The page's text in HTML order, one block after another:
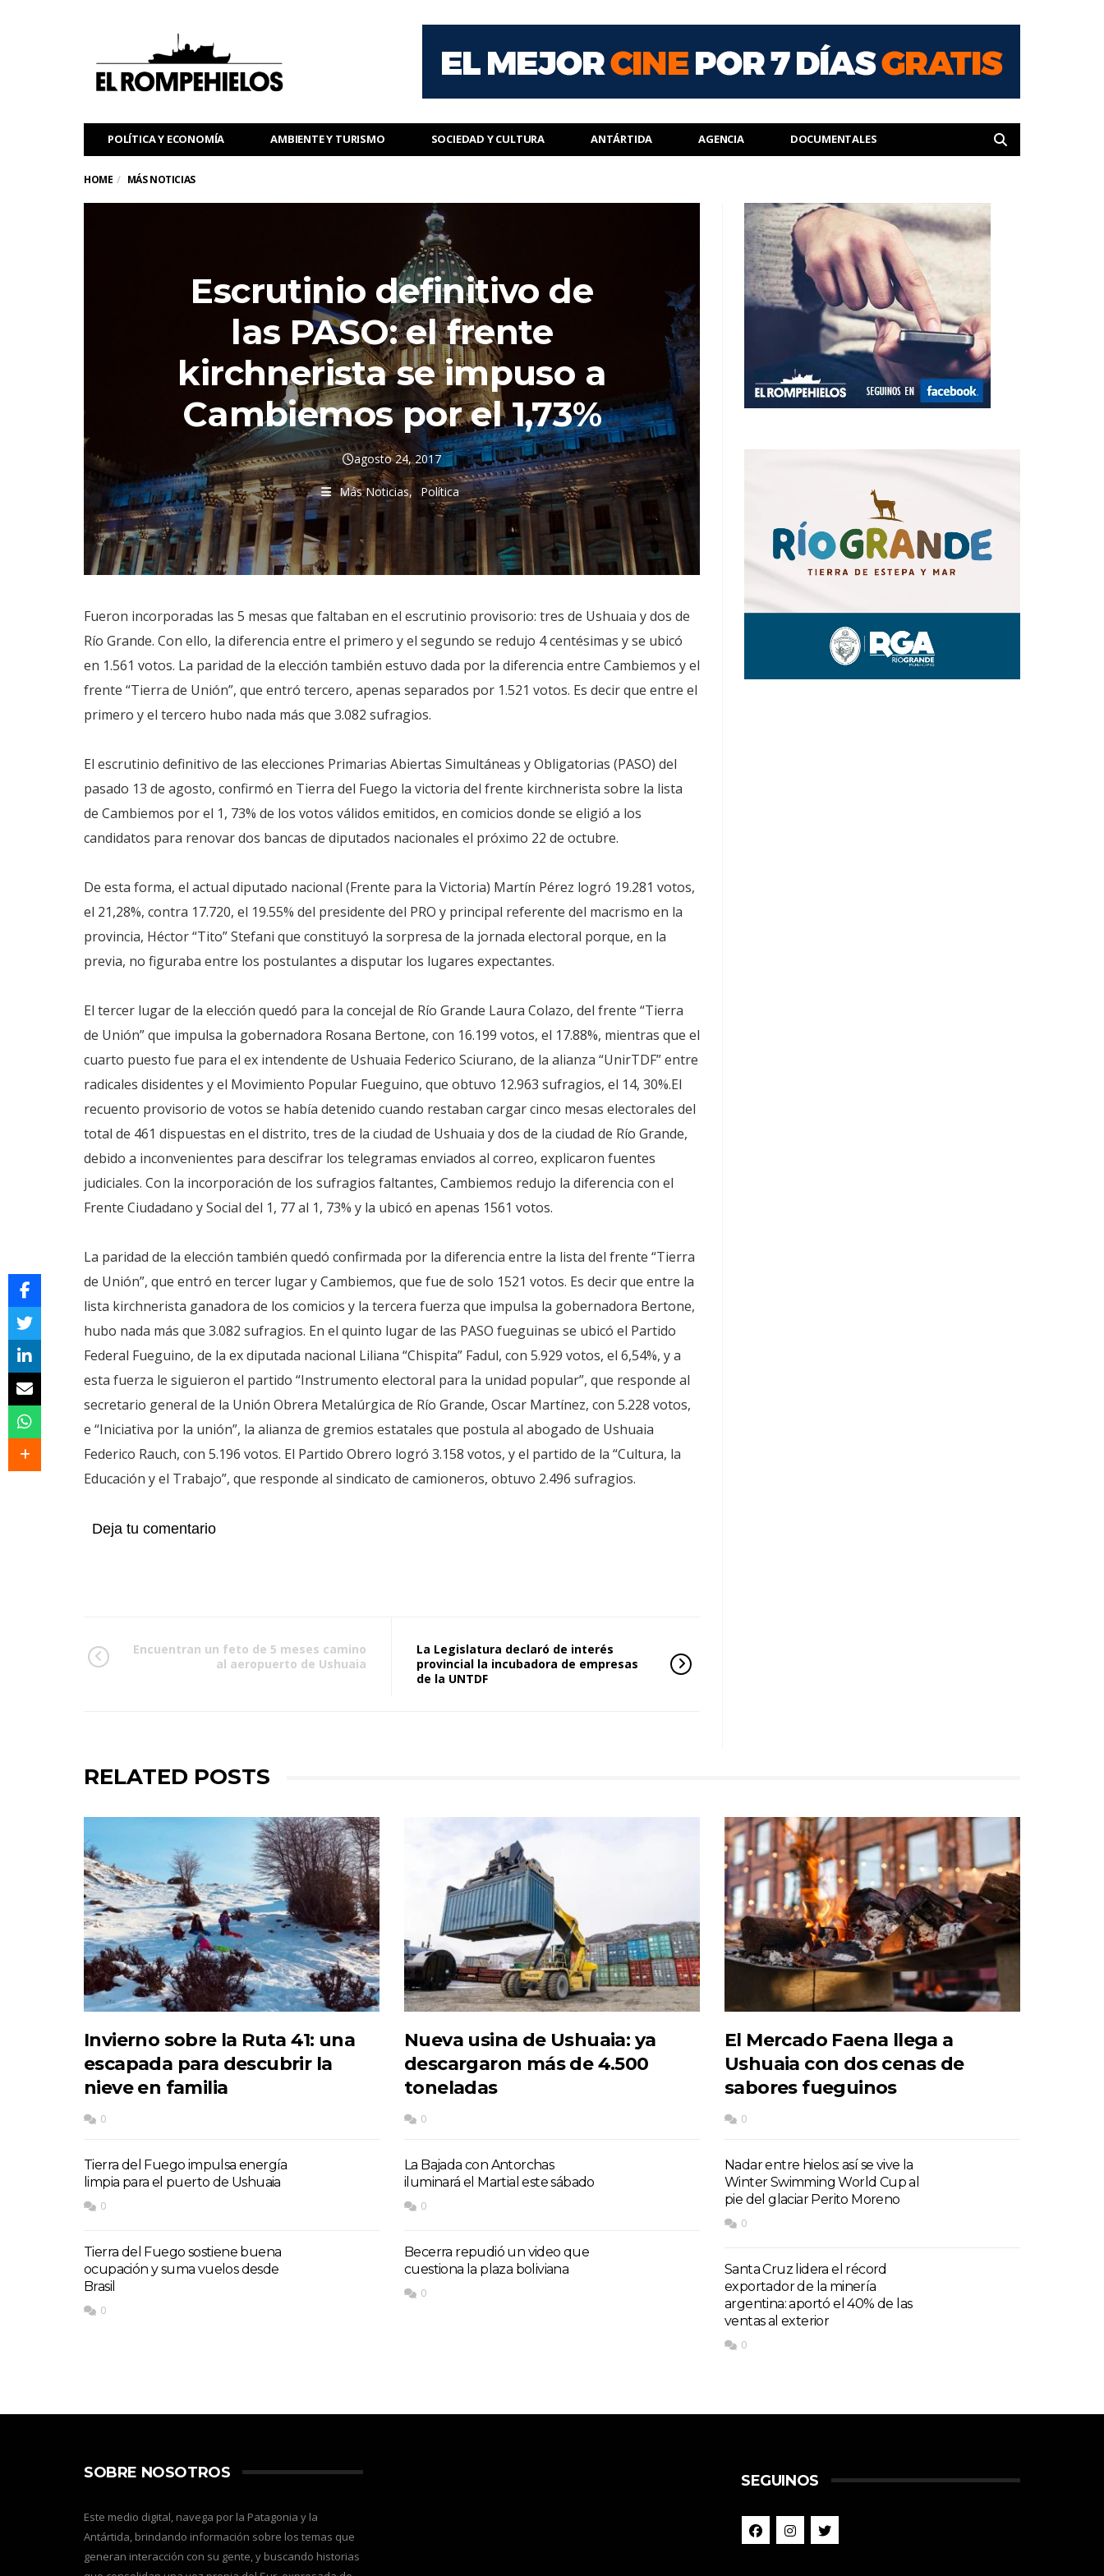
POLÍTICA Y ECONOMÍA AMBIENTE Y TURISMO SOCIEDAD Y CULTURA ANTÁRTIDA AGENCIA DOCUMENTALES
HOME MÁS NOTICIAS
Escrutinio definitivo de
las PASO: el frente
kirchnerista se impuso a
Cambiemos por el 1,73%
agosto 24, 2017
Más Noticias Política
Fueron incorporadas las 5 mesas que faltaban en el escrutinio provisorio: tres de Ushuaia y dos de
Río Grande. Con ello, la diferencia entre el primero y el segundo se redujo 4 centésimas y se ubicó
en 1.561 votos. La paridad de la elección también estuvo dada por la diferencia entre Cambiemos y el
frente “Tierra de Unión”, que entró tercero, apenas separados por 1.521 votos. Es decir que entre el
primero y el tercero hubo nada más que 3.082 sufragios.
El escrutinio definitivo de las elecciones Primarias Abiertas Simultáneas y Obligatorias (PASO) del
pasado 13 de agosto, confirmó en Tierra del Fuego la victoria del frente kirchnerista sobre la lista
de Cambiemos por el 1, 73% de los votos válidos emitidos, en comicios donde se eligió a los
candidatos para renovar dos bancas de diputados nacionales el próximo 22 de octubre.
De esta forma, el actual diputado nacional (Frente para la Victoria) Martín Pérez logró 19.281 votos,
el 21,28%, contra 17.720, el 19.55% del presidente del PRO y principal referente del macrismo en la
provincia, Héctor “Tito” Stefani que constituyó la sorpresa de la jornada electoral porque, en la
previa, no figuraba entre los postulantes a disputar los lugares expectantes.
El tercer lugar de la elección quedó para la concejal de Río Grande Laura Colazo, del frente “Tierra
de Unión” que impulsa la gobernadora Rosana Bertone, con 16.199 votos, el 17.88%, mientras que el
cuarto puesto fue para el ex intendente de Ushuaia Federico Sciurano, de la alianza “UnirTDF” entre
radicales disidentes y el Movimiento Popular Fueguino, que obtuvo 12.963 sufragios, el 14, 30%.El
recuento provisorio de votos se había detenido cuando restaban cargar cinco mesas electorales del
total de 461 dispuestas en el distrito, tres de la ciudad de Ushuaia y dos de la ciudad de Río Grande,
debido a inconvenientes para descifrar los telegramas enviados al correo, explicaron fuentes
judiciales. Con la incorporación de los sufragios faltantes, Cambiemos redujo la diferencia con el
Frente Ciudadano y Social del 1, 77 al 1, 73% y la ubicó en apenas 1561 votos.
La paridad de la elección también quedó confirmada por la diferencia entre la lista del frente “Tierra
de Unión”, que entró en tercer lugar y Cambiemos, que fue de solo 1521 votos. Es decir que entre la
lista kirchnerista ganadora de los comicios y la tercera fuerza que impulsa la gobernadora Bertone,
hubo nada más que 3.082 sufragios. En el quinto lugar de las PASO fueguinas se ubicó el Partido
Federal Fueguino, de la ex diputada nacional Liliana “Chispita” Fadul, con 5.929 votos, el 6,54%, y a
esta fuerza le siguieron el partido “Instrumento electoral para la unidad popular”, que responde al
secretario general de la Unión Obrera Metalúrgica de Río Grande, Oscar Martínez, con 5.228 votos,
e “Iniciativa por la unión”, la alianza de gremios estatales que postula al abogado de Ushuaia
Federico Rauch, con 5.196 votos. El Partido Obrero logró 3.158 votos, y el partido de la “Cultura, la
Educación y el Trabajo”, que responde al sindicato de camioneros, obtuvo 2.496 sufragios.
Deja tu comentario
Encuentran un feto de 5 meses camino
al aeropuerto de Ushuaia
La Legislatura declaró de interés
provincial la incubadora de empresas
de la UNTDF
RELATED POSTS
Invierno sobre la Ruta 41: una
escapada para descubrir la
nieve en familia
0
Tierra del Fuego impulsa energía
limpia para el puerto de Ushuaia
0
Tierra del Fuego sostiene buena
ocupación y suma vuelos desde
Brasil
0
Nueva usina de Ushuaia: ya
descargaron más de 4.500
toneladas
0
La Bajada con Antorchas
iluminará el Martial este sábado
0
Becerra repudió un video que
cuestiona la plaza boliviana
0
El Mercado Faena llega a
Ushuaia con dos cenas de
sabores fueguinos
0
Nadar entre hielos: así se vive la
Winter Swimming World Cup al
pie del glaciar Perito Moreno
0
Santa Cruz lidera el récord
exportador de la minería
argentina: aportó el 40% de las
ventas al exterior
0
SOBRE NOSOTROS
Este medio digital, navega por la Patagonia y la
Antártida, brindando información sobre los temas que
generan interacción con su gente, y buscando historias
SEGUINOS